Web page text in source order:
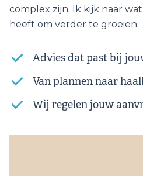
complex zijn. Ik kijk naar
heeft om verder te groeien.
Advies dat past bij
Van plannen naar
Wij regelen jouw